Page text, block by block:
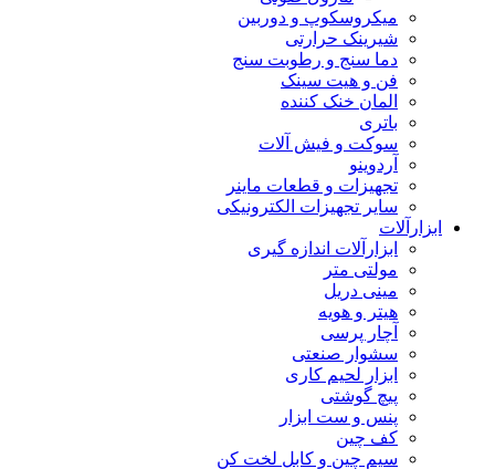
میکروسکوپ و دوربین
شیرینک حرارتی
دما سنج و رطوبت سنج
فن و هیت سینک
المان خنک کننده
باتری
سوکت و فیش آلات
آردوینو
تجهیزات و قطعات ماینر
سایر تجهیزات الکترونیکی
ابزارآلات
ابزارآلات اندازه گیری
مولتی متر
مینی دریل
هیتر و هویه
آچار پرسی
سشوار صنعتی
ابزار لحیم کاری
پیچ گوشتی
پنس و ست ابزار
کف چین
سیم چین و کابل لخت کن